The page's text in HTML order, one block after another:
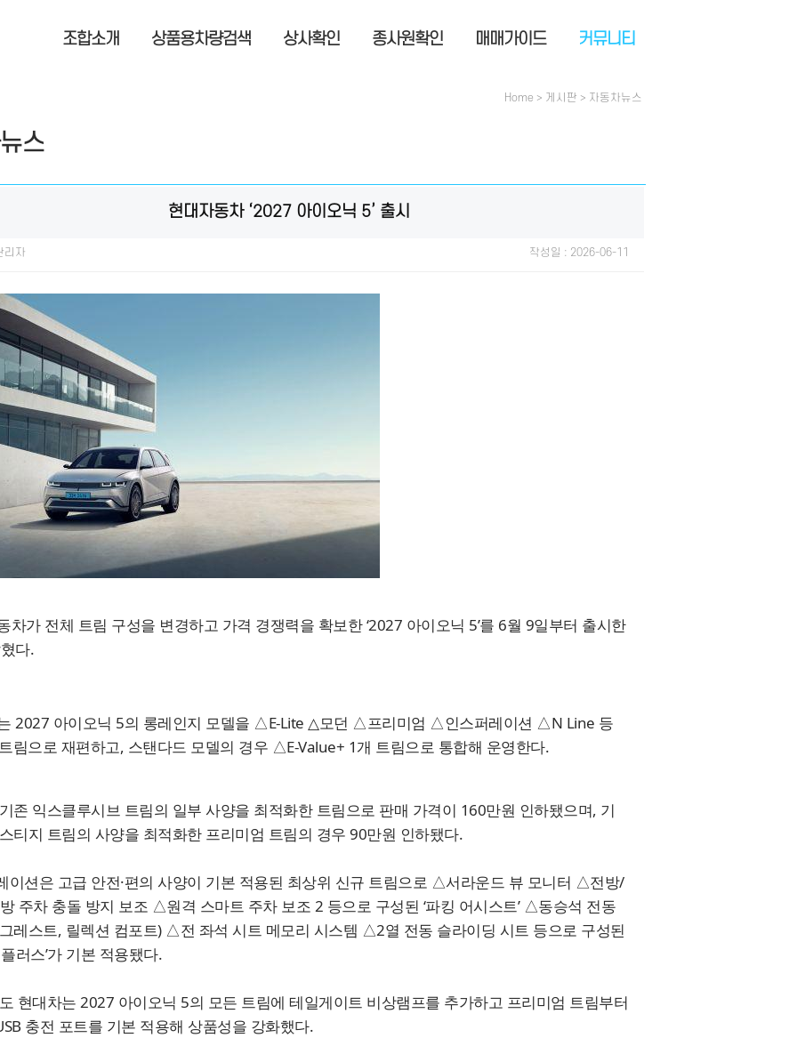
조합소개 상품용차량검색 상사확인 종사원확인 매매가이드 커뮤니티
Home > 게시판 > 자동차뉴스
스
현대자동차 ‘2027 아이오닉 5’ 출시
리자 작성일 : 2026-06-11
차가 전체 트림 구성을 변경하고 가격 경쟁력을 확보한 ‘2027 아이오닉 5’를 6월 9일부터 출시한
다.
2027 아이오닉 5의 롱레인지 모델을 △E-Lite △모던 △프리미엄 △인스퍼레이션 △N Line 등
림으로 재편하고, 스탠다드 모델의 경우 △E-Value+ 1개 트림으로 통합해 운영한다.
존 익스클루시브 트림의 일부 사양을 최적화한 트림으로 판매 가격이 160만원 인하됐으며, 기
티지 트림의 사양을 최적화한 프리미엄 트림의 경우 90만원 인하됐다.
이션은 고급 안전·편의 사양이 기본 적용된 최상위 신규 트림으로 △서라운드 뷰 모니터 △전방/
주차 충돌 방지 보조 △원격 스마트 주차 보조 2 등으로 구성된 ‘파킹 어시스트’ △동승석 전동
레스트, 릴렉션 컴포트) △전 좌석 시트 메모리 시스템 △2열 전동 슬라이딩 시트 등으로 구성된
러스’가 기본 적용됐다.
현대차는 2027 아이오닉 5의 모든 트림에 테일게이트 비상램프를 추가하고 프리미엄 트림부터
충전 포트를 기본 적용해 상품성을 강화했다.